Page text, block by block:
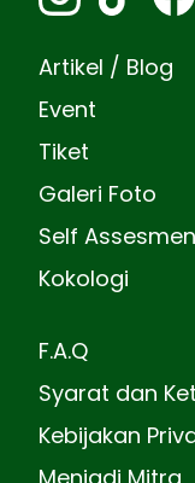
Artikel / Blog
Event
Tiket
Galeri Foto
Self
Kokologi
F.A.Q
Syarat dan
Kebijakan